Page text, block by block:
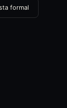
formal